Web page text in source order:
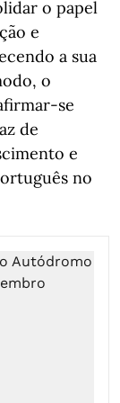
o papel
e
a sua
o
se
de
e
no